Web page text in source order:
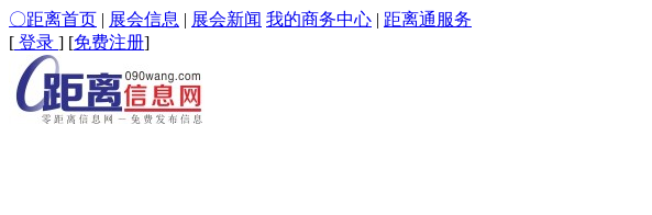
〇距离首页 | 展会信息 | 展会新闻 我的商务中心 | 距离通服务
[ 登录 ] [免费注册]